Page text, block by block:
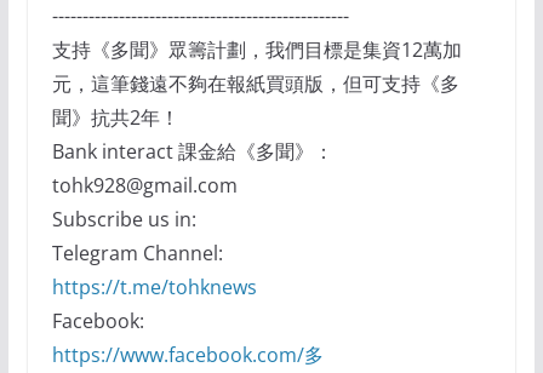
-------------------------------------------------
支持《多聞》眾籌計劃，我們目標是集資12萬加
元，這筆錢遠不夠在報紙買頭版，但可支持《多
聞》抗共2年！
Bank interact 課金給《多聞》：
tohk928@gmail.com
Subscribe us in:
Telegram Channel:
https://t.me/tohknews
Facebook:
https://www.facebook.com/多